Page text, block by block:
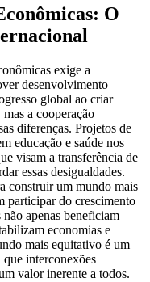
O
exige a
desenvolvimento
global ao criar
a cooperação
diferenças. Projetos de
educação e saúde nos
visam a transferência de
essas desigualdades.
construir um mundo mais
participar do crescimento
apenas beneficiam
economias e
mais equitativo é um
que interconexões
valor inerente a todos.